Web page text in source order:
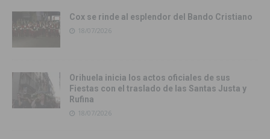
Cox se rinde al esplendor del Bando Cristiano
18/07/2026
Orihuela inicia los actos oficiales de sus
Fiestas con el traslado de las Santas Justa y
Rufina
18/07/2026